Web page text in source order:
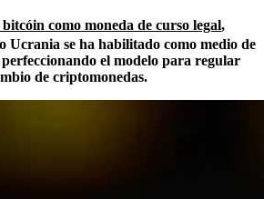
como moneda de curso legal,
Ucrania se ha habilitado como medio de
el modelo para regular
de criptomonedas.